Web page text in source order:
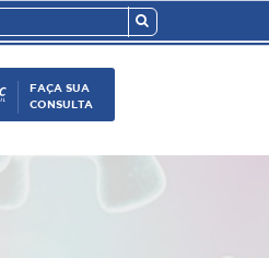
FAÇA SUA
CONSULTA